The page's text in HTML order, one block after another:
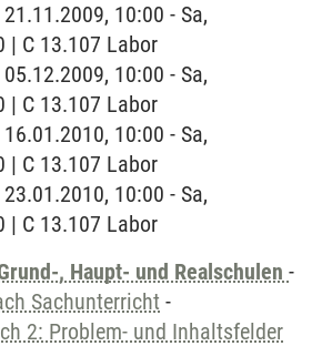
10:00 - Sa,
| C 13.107 Labor
10:00 - Sa,
| C 13.107 Labor
10:00 - Sa,
| C 13.107 Labor
10:00 - Sa,
| C 13.107 Labor
, Haupt- und Realschulen -
Sachunterricht -
2: Problem- und Inhaltsfelder